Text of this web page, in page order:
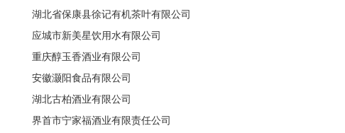
湖北省保康县徐记有机茶叶有限公司
应城市新美星饮用水有限公司
重庆醇玉香酒业有限公司
安徽灏阳食品有限公司
湖北古柏酒业有限公司
界首市宁家福酒业有限责任公司